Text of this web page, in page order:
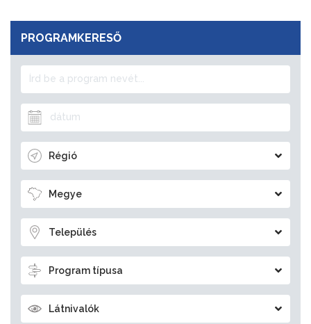
PROGRAMKERESŐ
Régió
Megye
Település
Program típusa
Látnivalók